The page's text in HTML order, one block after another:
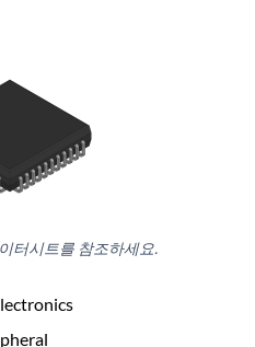
터시트를 참조하세요.